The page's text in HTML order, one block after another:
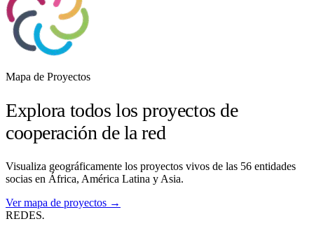
Mapa de Proyectos
Explora todos los proyectos de
cooperación de la red
Visualiza geográficamente los proyectos vivos de las 56 entidades
socias en África, América Latina y Asia.
Ver mapa de proyectos →
REDES.